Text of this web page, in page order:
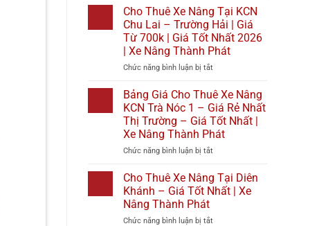
2026
|
Xe
Nâng
Thành
Phát
Giá
Từ
700k
|
Giá
Tốt
2026
|
Xe
Nâng
Thành
Phát
Thuê
Xe
Nâng
Tại
KCN
Cầu
Phước
Đông
|
Giá
Từ
700k
Giá
Tốt
Nhất
|
Cho Thuê Xe Nâng Tại KCN
Chu Lai – Trường Hải | Giá
Từ 700k | Giá Tốt Nhất 2026
| Xe Nâng Thành Phát
Chức năng bình luận bị tắtở
Thuê
Xe
Nâng
Tại
KCN
Chu
Trường
Hải
Giá
Bảng Giá Cho Thuê Xe Nâng
KCN Trà Nóc 1 – Giá Rẻ Nhất
Thị Trường – Giá Tốt Nhất |
Xe Nâng Thành Phát
Chức năng bình luận bị tắtở
Giá
Cho
Thuê
Nâng
Cho Thuê Xe Nâng Tại Diên
Khánh – Giá Tốt Nhất | Xe
Nâng Thành Phát
Chức năng bình luận bị tắtở